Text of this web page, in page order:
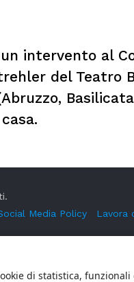
intervento al
del Teatro
Media Policy Lavora
di statistica, funzionali